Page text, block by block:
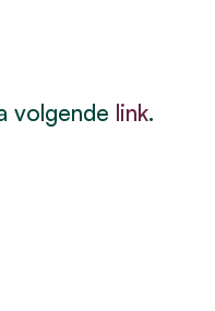
volgende link.